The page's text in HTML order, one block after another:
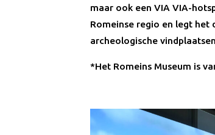
maar ook een VIA VIA-
Romeinse regio en legt het
archeologische
*Het Romeins Museum is